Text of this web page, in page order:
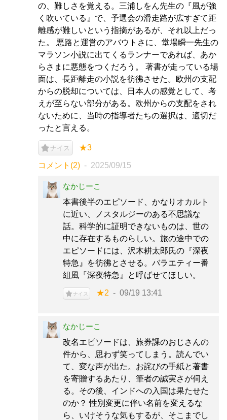
の、難しさを覚える。三浦しをん先生の『風が強
く吹いている』で、予選会の滑走路が広すぎて距
離感が難しいという指摘があるが、それ以上だっ
た。 悪路と運営のアバウトさに、堂場瞬一先生の
マラソン小説に出てくるランナーであれば、あか
らさまに悪態をつくだろう。 著書が走っている場
面は、長距離走の小説を彷彿させた。欧州の支配
からの脱却については、日本人の感覚として、考
えが至らない部分がある。欧州からの支配をされ
ないために、当時の指導者たちの選択は、適切だ
ったと言える。
ナイス ★3
コメント(2) 2025/09/15
なかじーこ
本書後半のエピソード、かなりオカルト
に近い、ノスタルジーのある不思議な
話。科学的に証明できないものは、世の
中に存在するものらしい。旅の途中での
エピソードには、沢木耕太郎氏の『深夜
特急』を彷彿とさせる。バラエティー番
組風『深夜特急』と呼ばせてほしい。
ナイス ★2 09/19 13:41
なかじーこ
改名エピソードは、旅券課のおじさんの
件から、思わず笑ってしまう。読んでい
て、変な声が出た。お詫びの手紙と著書
を寄贈するあたり、筆者の誠実さが伺え
る。その後、インドへの入国は果たせた
のか？ 性別変更に伴い名前を変えるな
ら、いけそうな気もするが、そこまでし